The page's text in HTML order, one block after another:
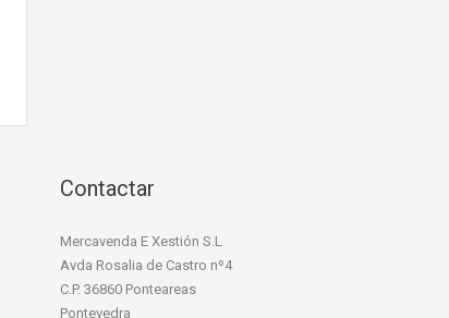
Contactar
Mercavenda E Xestión S.L
Avda Rosalia de Castro nº4
C.P. 36860 Ponteareas
Pontevedra